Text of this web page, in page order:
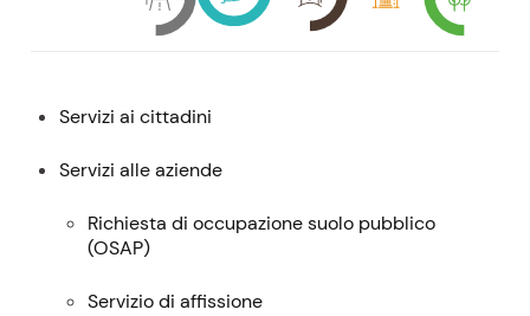
Menu:
contatti
servizi
Servizi ai cittadini
Servizi alle aziende
Richiesta di occupazione suolo pubblico
(OSAP)
Servizio di affissione